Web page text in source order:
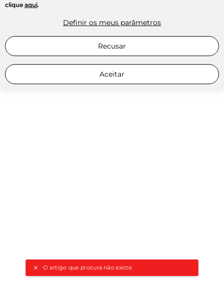
O artigo que procura não existe.
clique aqui.
Definir os meus parâmetros
Recusar
Aceitar